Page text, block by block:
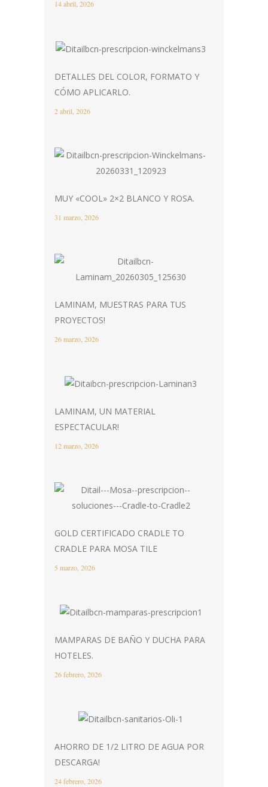
14 abril, 2026
DETALLES DEL COLOR, FORMATO Y
CÓMO APLICARLO.
2 abril, 2026
MUY «COOL» 2×2 BLANCO Y ROSA.
31 marzo, 2026
LAMINAM, MUESTRAS PARA TUS
PROYECTOS!
26 marzo, 2026
LAMINAM, UN MATERIAL
ESPECTACULAR!
12 marzo, 2026
GOLD CERTIFICADO CRADLE TO
CRADLE PARA MOSA TILE
5 marzo, 2026
MAMPARAS DE BAÑO Y DUCHA PARA
HOTELES.
26 febrero, 2026
AHORRO DE 1/2 LITRO DE AGUA POR
DESCARGA!
24 febrero, 2026